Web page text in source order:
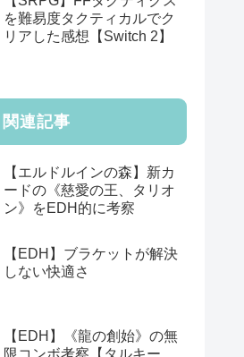
を難易度タクティカルでク
リアした感想【Switch 2】
関連記事
【エルドルインの森】新カ
ードの《慈愛の王、タリオ
ン》をEDH的に考察
【EDH】ブラケットが解決
しない快適さ
【EDH】《龍の創始》の無
限コンボ考察【タルキー